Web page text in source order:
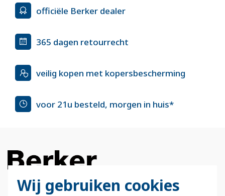
Wij gebruiken cookies
officiële Berker dealer
365 dagen retourrecht
veilig kopen met kopersbescherming
voor 21u besteld, morgen in huis*